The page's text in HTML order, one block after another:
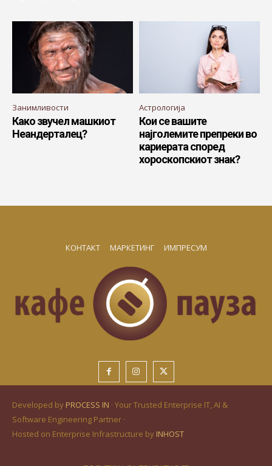
Занимливости
Како звучел машкиот
Неандерталец?
Астрологија
Кои се вашите
најголемите препреки во
кариерата според
хороскопскиот знак?
КОНТАКТ МАРКЕТИНГ ИМПРЕСУМ
Developed by PROCESS IN · Your Trusted Enterprise IT, AI &
Software Engineering Partner ·
Hosted on Enterprise Infrastructure by INHOST